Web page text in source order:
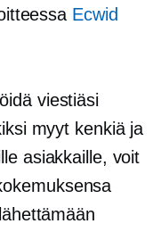
Ecwid
viestiäsi
myyt kenkiä ja
asiakkaille, voit